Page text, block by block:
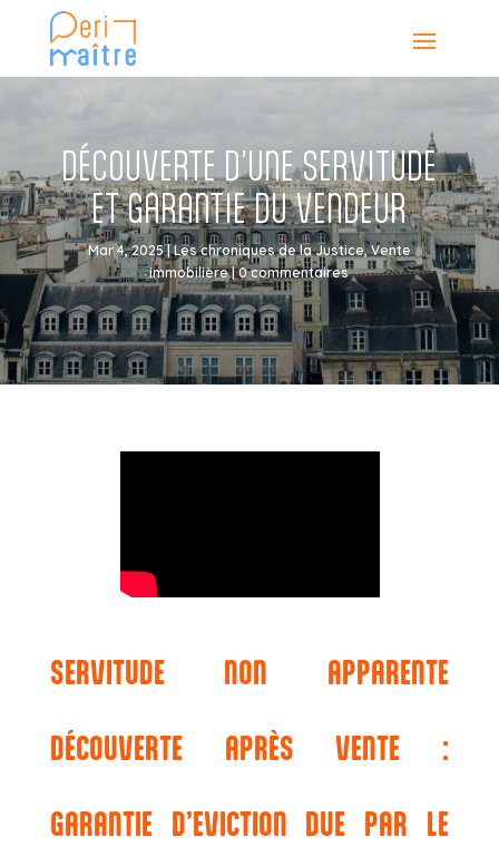
DÉCOUVERTE D’UNE SERVITUDE
ET GARANTIE DU VENDEUR
Mar 4, 2025|Les chroniques de la Justice,Vente
immobilière|0 commentaires
SERVITUDE NON APPARENTE
DÉCOUVERTE APRÈS VENTE :
GARANTIE D’EVICTION DUE PAR LE